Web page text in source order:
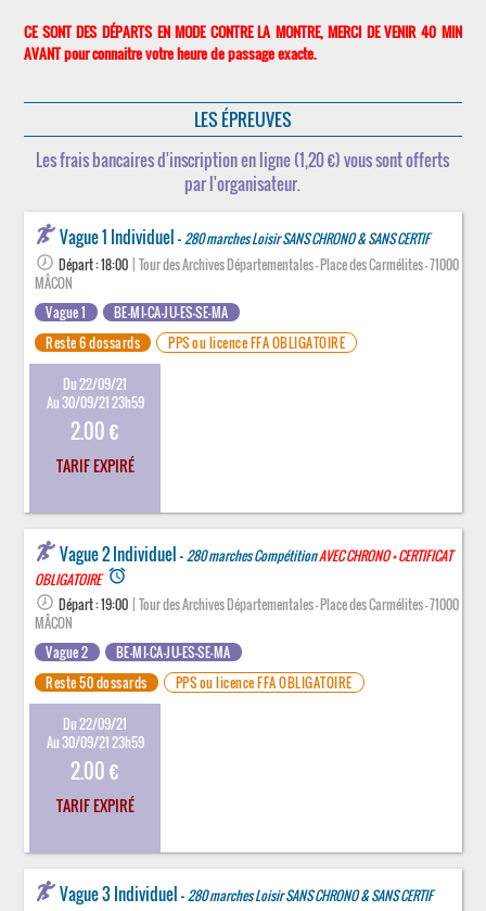
CE SONT DES DÉPARTS EN MODE CONTRE LA MONTRE, MERCI DE VENIR 40 MIN
AVANT pour connaitre votre heure de passage exacte.
LES ÉPREUVES
Les frais bancaires d'inscription en ligne (1,20 €) vous sont offerts
par l'organisateur.
Vague 1 Individuel -280 marches Loisir SANS CHRONO & SANS CERTIF
Départ : 18:00 | Tour des Archives Départementales - Place des Carmélites - 71000
MÂCON
Vague 1
BE-MI-CA-JU-ES-SE-MA
Reste 6 dossards
PPS ou licence FFA OBLIGATOIRE
Du 22/09/21
Au 30/09/21 23h59
2.00 €
TARIF EXPIRÉ
Vague 2 Individuel -280 marches CompétitionAVEC CHRONO + CERTIFICAT
OBLIGATOIRE access_alarm
Départ : 19:00 | Tour des Archives Départementales - Place des Carmélites - 71000
MÂCON
Vague 2
BE-MI-CA-JU-ES-SE-MA
Reste 50 dossards
PPS ou licence FFA OBLIGATOIRE
Du 22/09/21
Au 30/09/21 23h59
2.00 €
TARIF EXPIRÉ
Vague 3 Individuel -280 marches Loisir SANS CHRONO & SANS CERTIF